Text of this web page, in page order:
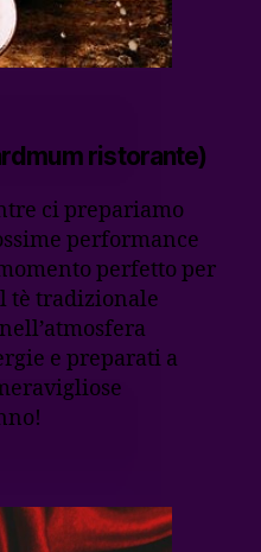
ristorante)
ci prepariamo
performance
perfetto per
tè tradizionale
e preparati a